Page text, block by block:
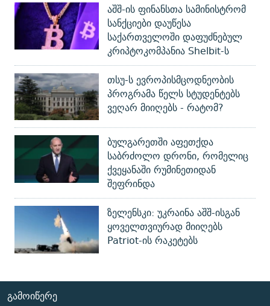
აშშ-ის ფინანსთა სამინისტრომ
სანქციები დაუწესა
საქართველოში დაფუძნებულ
კრიპტოკომპანია Shelbit-ს
თსუ-ს ევროპისმცოდნეობის
პროგრამა წელს სტუდენტებს
ვეღარ მიიღებს - რატომ?
ბულგარეთში აფეთქდა
საბრძოლო დრონი, რომელიც
ქვეყანაში რუმინეთიდან
შეფრინდა
ზელენსკი: უკრაინა აშშ-ისგან
ყოველთვიურად მიიღებს
Patriot-ის რაკეტებს
ᲒᲐᲛᲝᲘᲬᲔᲠᲔ